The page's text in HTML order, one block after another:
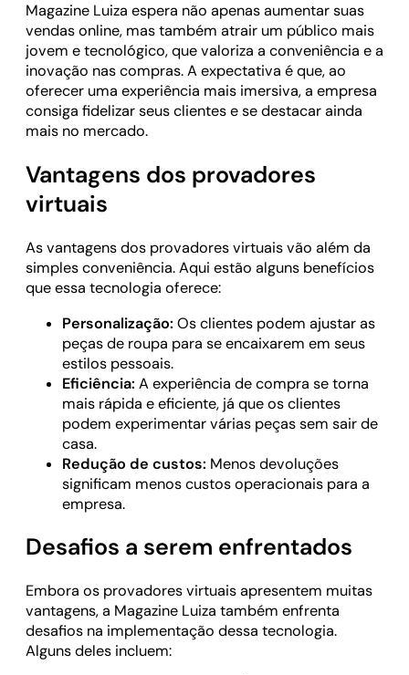
Magazine Luiza espera não apenas aumentar suas
vendas online, mas também atrair um público mais
jovem e tecnológico, que valoriza a conveniência e a
inovação nas compras. A expectativa é que, ao
oferecer uma experiência mais imersiva, a empresa
consiga fidelizar seus clientes e se destacar ainda
mais no mercado.
Vantagens dos provadores
virtuais
As vantagens dos provadores virtuais vão além da
simples conveniência. Aqui estão alguns benefícios
que essa tecnologia oferece:
Personalização: Os clientes podem ajustar as
peças de roupa para se encaixarem em seus
estilos pessoais.
Eficiência: A experiência de compra se torna
mais rápida e eficiente, já que os clientes
podem experimentar várias peças sem sair de
casa.
Redução de custos: Menos devoluções
significam menos custos operacionais para a
empresa.
Desafios a serem enfrentados
Embora os provadores virtuais apresentem muitas
vantagens, a Magazine Luiza também enfrenta
desafios na implementação dessa tecnologia.
Alguns deles incluem: